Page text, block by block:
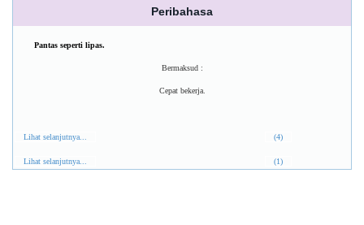
Peribahasa
Pantas seperti lipas.
Bermaksud :
Cepat bekerja.
Lihat selanjutnya... (4)
Lihat selanjutnya... (1)